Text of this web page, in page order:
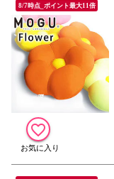
8/7時点_ポイント最大11倍